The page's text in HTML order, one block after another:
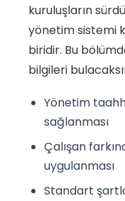
kuruluşların
yönetim sistemi
biridir. Bu
bilgileri
Yönetim
sağlanması
Çalışan
uygulanması
Standart